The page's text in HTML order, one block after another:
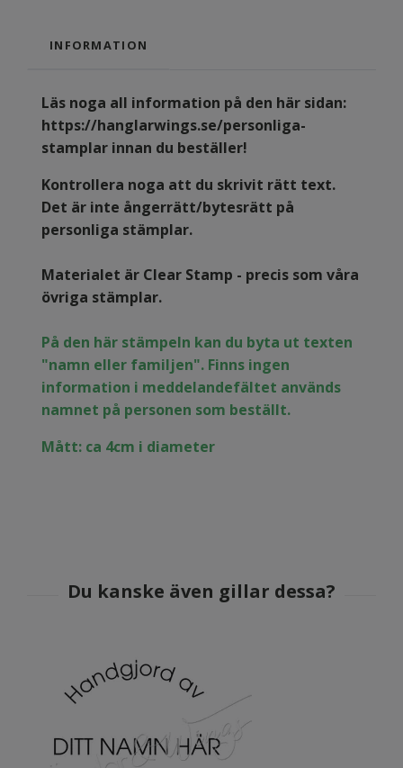
INFORMATION
Läs noga all information på den här sidan:
https://hanglarwings.se/personliga-
stamplar innan du beställer!
Kontrollera noga att du skrivit rätt text.
Det är inte ångerrätt/bytesrätt på
personliga stämplar.
Materialet är Clear Stamp - precis som våra
övriga stämplar.
På den här stämpeln kan du byta ut texten
"namn eller familjen". Finns ingen
information i meddelandefältet används
namnet på personen som beställt.
Mått: ca 4cm i diameter